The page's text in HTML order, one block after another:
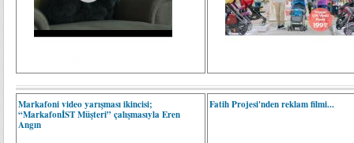
Markafoni video yarışması ikincisi;
“MarkafonİST Müşteri” çalışmasıyla Eren
Angın
Fatih Projesi'nden reklam filmi...